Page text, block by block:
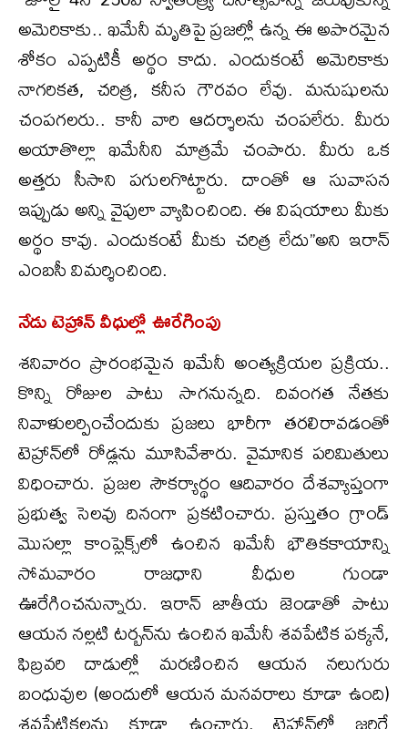
అమెరికాకు.. ఖమేనీ మృతిపై ప్రజల్లో ఉన్న ఈ అపారమైన
శోకం ఎప్పటికీ అర్థం కాదు. ఎందుకంటే అమెరికాకు
నాగరికత, చరిత్ర, కనీస గౌరవం లేవు. మనుషులను
చంపగలరు.. కానీ వారి ఆదర్శాలను చంపలేరు. మీరు
అయాతొల్లా ఖమేనీని మాత్రమే చంపారు. మీరు ఒక
అత్తరు సీసాని పగులగొట్టారు. దాంతో ఆ సువాసన
ఇప్పుడు అన్ని వైపులా వ్యాపించింది. ఈ విషయాలు మీకు
అర్థం కావు. ఎందుకంటే మీకు చరిత్ర లేదు’’అని ఇరాన్
ఎంబసీ విమర్శించింది.
నేడు టెహ్రాన్ వీధుల్లో ఊరేగింపు
శనివారం ప్రారంభమైన ఖమేనీ అంత్యక్రియల ప్రక్రియ..
కొన్ని రోజుల పాటు సాగనున్నది. దివంగత నేతకు
నివాళులర్పించేందుకు ప్రజలు భారీగా తరలిరావడంతో
టెహ్రాన్‌లో రోడ్లను మూసివేశారు. వైమానిక పరిమితులు
విధించారు. ప్రజల సౌకర్యార్థం ఆదివారం దేశవ్యాప్తంగా
ప్రభుత్వ సెలవు దినంగా ప్రకటించారు. ప్రస్తుతం గ్రాండ్
మొసల్లా కాంప్లెక్స్‌లో ఉంచిన ఖమేనీ భౌతికకాయాన్ని
సోమవారం రాజధాని వీధుల గుండా
ఊరేగించనున్నారు. ఇరాన్ జాతీయ జెండాతో పాటు
ఆయన నల్లటి టర్బన్‌ను ఉంచిన ఖమేనీ శవపేటిక పక్కనే,
ఫిబ్రవరి దాడుల్లో మరణించిన ఆయన నలుగురు
బంధువుల (అందులో ఆయన మనవరాలు కూడా ఉంది)